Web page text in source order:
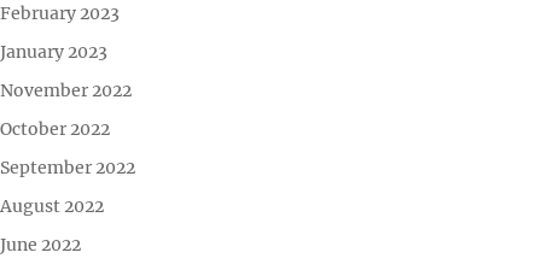
February 2023
January 2023
November 2022
October 2022
September 2022
August 2022
June 2022